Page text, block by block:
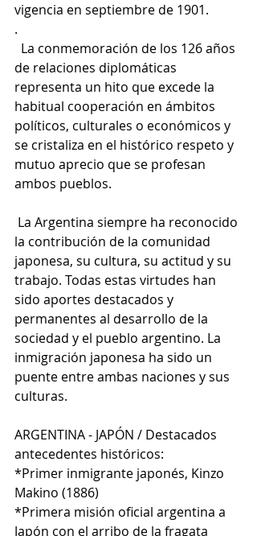
vigencia en septiembre de 1901.
.
La conmemoración de los 126 años
de relaciones diplomáticas
representa un hito que excede la
habitual cooperación en ámbitos
políticos, culturales o económicos y
se cristaliza en el histórico respeto y
mutuo aprecio que se profesan
ambos pueblos.
La Argentina siempre ha reconocido
la contribución de la comunidad
japonesa, su cultura, su actitud y su
trabajo. Todas estas virtudes han
sido aportes destacados y
permanentes al desarrollo de la
sociedad y el pueblo argentino. La
inmigración japonesa ha sido un
puente entre ambas naciones y sus
culturas.
ARGENTINA - JAPÓN / Destacados
antecedentes históricos:
*Primer inmigrante japonés, Kinzo
Makino (1886)
*Primera misión oficial argentina a
Japón con el arribo de la fragata